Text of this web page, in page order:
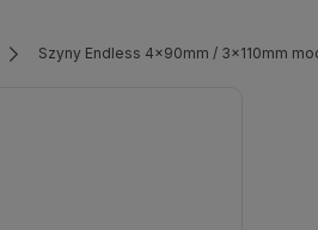
Szyny Endless 4x90mm / 3x110mm